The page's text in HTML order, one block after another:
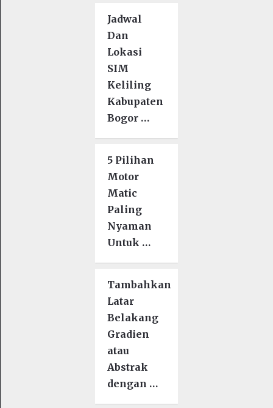
Jadwal
Dan
Lokasi
SIM
Keliling
Kabupaten
Bogor …
5 Pilihan
Motor
Matic
Paling
Nyaman
Untuk …
Tambahkan
Latar
Belakang
Gradien
atau
Abstrak
dengan …